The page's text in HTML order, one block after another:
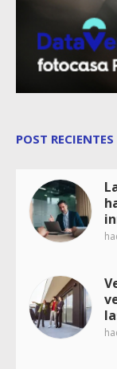
POST RECIENTES